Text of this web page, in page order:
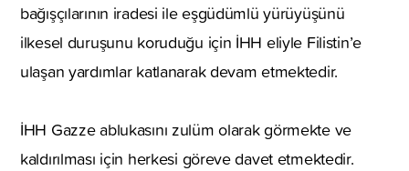
bağışçılarının iradesi ile eşgüdümlü yürüyüşünü
ilkesel duruşunu koruduğu için İHH eliyle Filistin’e
ulaşan yardımlar katlanarak devam etmektedir.
İHH Gazze ablukasını zulüm olarak görmekte ve
kaldırılması için herkesi göreve davet etmektedir.